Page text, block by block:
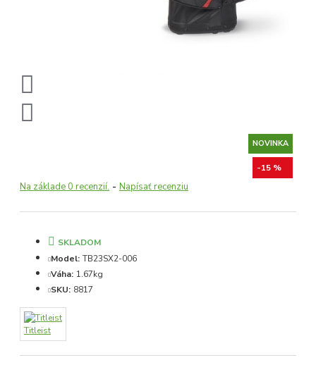
NOVINKA
-15 %
Na základe 0 recenzií. - Napísať recenziu
SKLADOM
Model: TB23SX2-006
Váha: 1.67kg
SKU: 8817
Titleist